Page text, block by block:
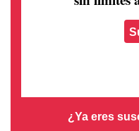
¿Ya eres